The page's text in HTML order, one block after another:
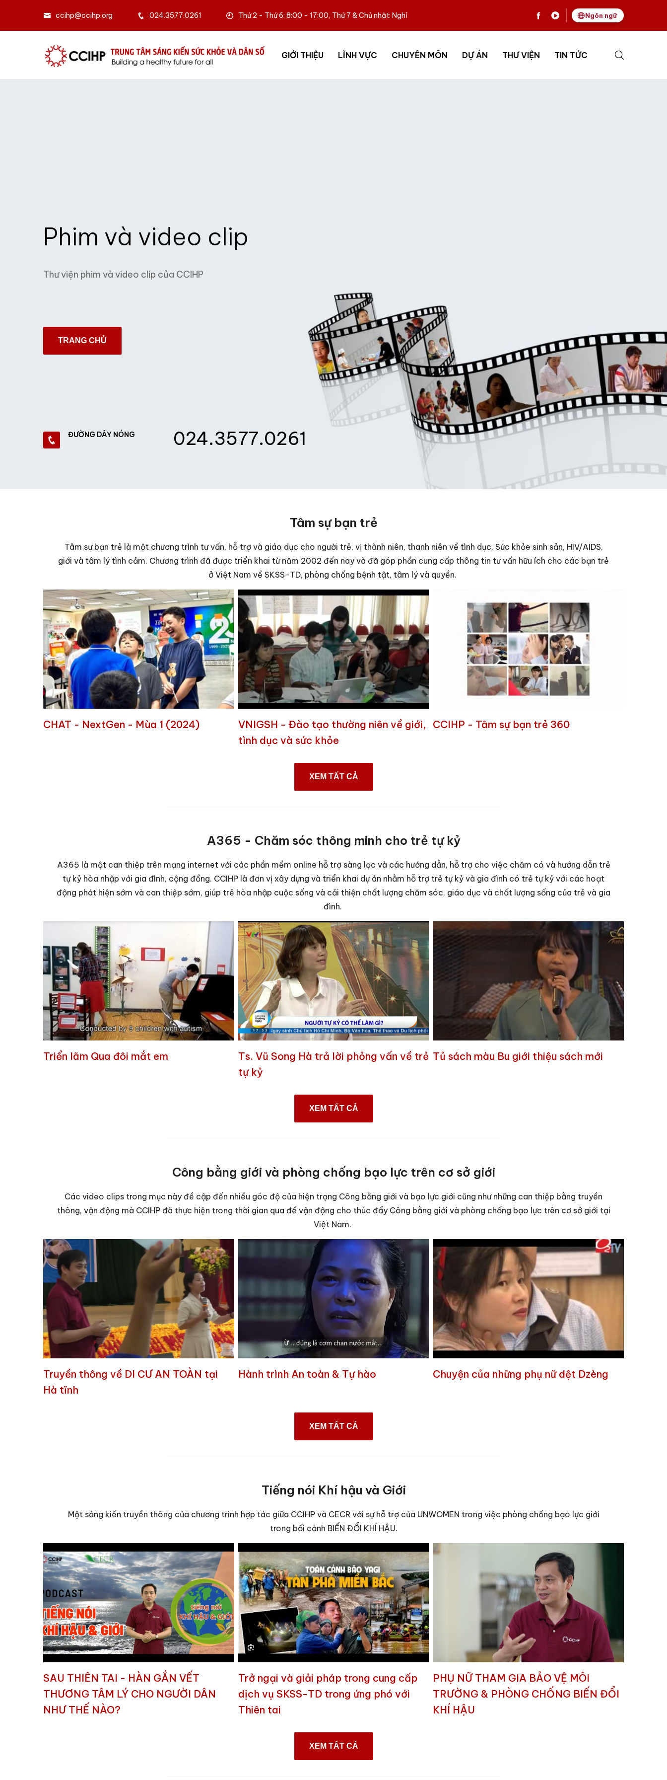
ccihp@ccihp.org 024.3577.0261 Thứ 2 - Thứ 6: 8:00 - 17:00, Thứ 7 & Chủ nhật: Nghỉ Ngôn ngữ
GIỚI THIỆU LĨNH VỰC CHUYÊN MÔN DỰ ÁN THƯ VIỆN TIN TỨC
Phim và video clip
Thư viện phim và video clip của CCIHP
TRANG CHỦ
ĐƯỜNG DÂY NÓNG 024.3577.0261
Tâm sự bạn trẻ
Tâm sự bạn trẻ là một chương trình tư vấn, hỗ trợ và giáo dục cho người trẻ, vị thành niên, thanh niên về tình dục, Sức khỏe sinh sản, HIV/AIDS,
giới và tâm lý tình cảm. Chương trình đã được triển khai từ năm 2002 đến nay và đã góp phần cung cấp thông tin tư vấn hữu ích cho các bạn trẻ
ở Việt Nam về SKSS-TD, phòng chống bệnh tật, tâm lý và quyền.
CHAT - NextGen - Mùa 1 (2024)
VNIGSH - Đào tạo thường niên về giới,
tình dục và sức khỏe
CCIHP - Tâm sự bạn trẻ 360
XEM TẤT CẢ
A365 - Chăm sóc thông minh cho trẻ tự kỷ
A365 là một can thiệp trên mạng internet với các phần mềm online hỗ trợ sàng lọc và các hướng dẫn, hỗ trợ cho việc chăm có và hướng dẫn trẻ
tự kỷ hòa nhập với gia đình, cộng đồng. CCIHP là đơn vị xây dựng và triển khai dự án nhằm hỗ trợ trẻ tự kỷ và gia đình có trẻ tự kỷ với các hoạt
động phát hiện sớm và can thiệp sớm, giúp trẻ hòa nhập cuộc sống và cải thiện chất lượng chăm sóc, giáo dục và chất lượng sống của trẻ và gia
đình.
Triển lãm Qua đôi mắt em
Ts. Vũ Song Hà trả lời phỏng vấn về trẻ
tự kỷ
Tủ sách màu Bu giới thiệu sách mới
XEM TẤT CẢ
Công bằng giới và phòng chống bạo lực trên cơ sở giới
Các video clips trong mục này đề cập đến nhiều góc độ của hiện trạng Công bằng giới và bạo lực giới cũng như những can thiệp bằng truyền
thông, vận động mà CCIHP đã thực hiện trong thời gian qua để vận động cho thúc đẩy Công bằng giới và phòng chống bạo lực trên cơ sở giới tại
Việt Nam.
Truyền thông về DI CƯ AN TOÀN tại
Hà tĩnh
Hành trình An toàn & Tự hào Chuyện của những phụ nữ dệt Dzèng
XEM TẤT CẢ
Tiếng nói Khí hậu và Giới
Một sáng kiến truyền thông của chương trình hợp tác giữa CCIHP và CECR với sự hỗ trợ của UNWOMEN trong việc phòng chống bạo lực giới
trong bối cảnh BIẾN ĐỔI KHÍ HẬU.
SAU THIÊN TAI - HÀN GẮN VẾT
THƯƠNG TÂM LÝ CHO NGƯỜI DÂN
NHƯ THẾ NÀO?
Trở ngại và giải pháp trong cung cấp
dịch vụ SKSS-TD trong ứng phó với
Thiên tai
PHỤ NỮ THAM GIA BẢO VỆ MÔI
TRƯỜNG & PHÒNG CHỐNG BIẾN ĐỔI
KHÍ HẬU
XEM TẤT CẢ